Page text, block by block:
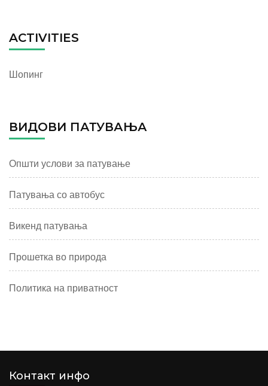
ACTIVITIES
Шопинг
ВИДОВИ ПАТУВАЊА
Општи услови за патување
Патувања со автобус
Викенд патувања
Прошетка во природа
Политика на приватност
Контакт инфо